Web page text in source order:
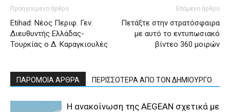
Προηγούμενο άρθρο
Etihad: Νέος Περιφ. Γεν.
Διευθυντής Ελλάδας-
Τουρκίας ο Δ. Καραγκιουλές
Επόμενο άρθρο
Πετάξτε στην στρατόσφαιρα
με αυτό το εντυπωσιακό
βίντεο 360 μοιρών
ΠΑΡΟΜΟΙΑ ΑΡΘΡΑ ΠΕΡΙΣΣΟΤΕΡΑ ΑΠΟ ΤΟΝ ΔΗΜΙΟΥΡΓΟ
Η ανακοίνωση της AEGEAN σχετικά με